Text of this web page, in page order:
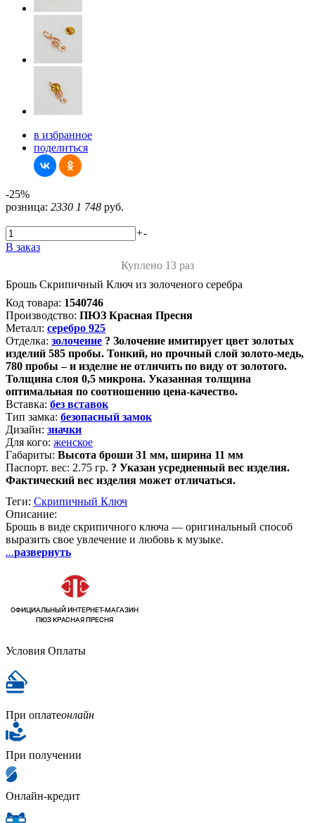
в избранное
поделиться
-25%
розница: 2330 1 748 руб.
+-
В заказ
Куплено 13 раз
Брошь Скрипичный Ключ из золоченого серебра
Код товара: 1540746
Производство: ПЮЗ Красная Пресня
Металл: серебро 925
Отделка: золочение ? Золочение имитирует цвет золотых
изделий 585 пробы. Тонкий, но прочный слой золото-медь,
780 пробы – и изделие не отличить по виду от золотого.
Толщина слоя 0,5 микрона. Указанная толщина
оптимальная по соотношению цена-качество.
Вставка: без вставок
Тип замка: безопасный замок
Дизайн: значки
Для кого: женское
Габариты: Высота броши 31 мм, ширина 11 мм
Паспорт. вес: 2.75 гр. ? Указан усредненный вес изделия.
Фактический вес изделия может отличаться.
Теги: Скрипичный Ключ
Описание:
Брошь в виде скрипичного ключа — оригинальный способ
выразить свое увлечение и любовь к музыке.
...развернуть
Условия Оплаты
При оплатеонлайн
При получении
Онлайн-кредит